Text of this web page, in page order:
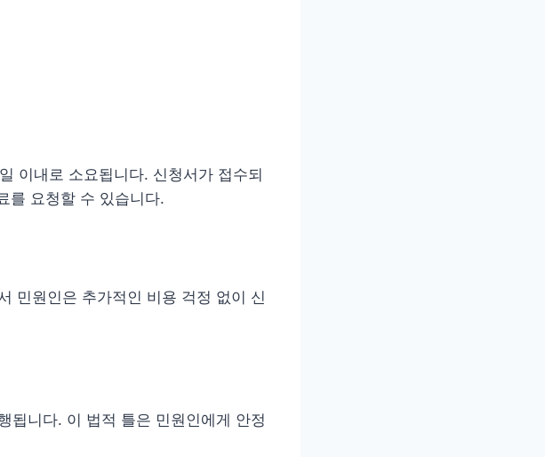
이내로 소요됩니다. 신청서가 접수되
를 요청할 수 있습니다.
민원인은 추가적인 비용 걱정 없이 신
됩니다. 이 법적 틀은 민원인에게 안정